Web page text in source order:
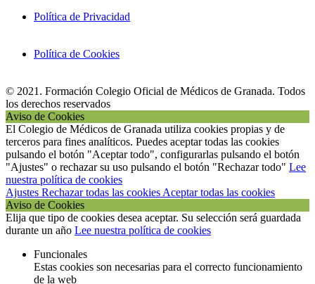
Política de Privacidad
Política de Cookies
© 2021. Formación Colegio Oficial de Médicos de Granada. Todos
los derechos reservados
Aviso de Cookies
El Colegio de Médicos de Granada utiliza cookies propias y de
terceros para fines analíticos. Puedes aceptar todas las cookies
pulsando el botón "Aceptar todo", configurarlas pulsando el botón
"Ajustes" o rechazar su uso pulsando el botón "Rechazar todo" Lee
nuestra política de cookies
Ajustes Rechazar todas las cookies Aceptar todas las cookies
Aviso de Cookies
Elija que tipo de cookies desea aceptar. Su selección será guardada
durante un año Lee nuestra política de cookies
Funcionales
Estas cookies son necesarias para el correcto funcionamiento
de la web